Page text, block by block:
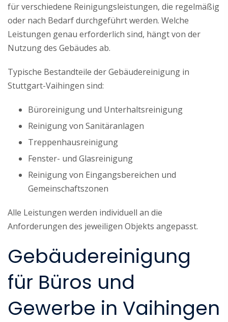
für verschiedene Reinigungsleistungen, die regelmäßig
oder nach Bedarf durchgeführt werden. Welche
Leistungen genau erforderlich sind, hängt von der
Nutzung des Gebäudes ab.
Typische Bestandteile der Gebäudereinigung in
Stuttgart-Vaihingen sind:
Büroreinigung und Unterhaltsreinigung
Reinigung von Sanitäranlagen
Treppenhausreinigung
Fenster- und Glasreinigung
Reinigung von Eingangsbereichen und
Gemeinschaftszonen
Alle Leistungen werden individuell an die
Anforderungen des jeweiligen Objekts angepasst.
Gebäudereinigung
für Büros und
Gewerbe in Vaihingen